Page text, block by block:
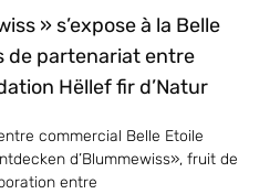
» s’expose à la Belle
de partenariat entre
Hëllef fir d’Natur
commercial Belle Etoile
d’Blummewiss», fruit de
entre